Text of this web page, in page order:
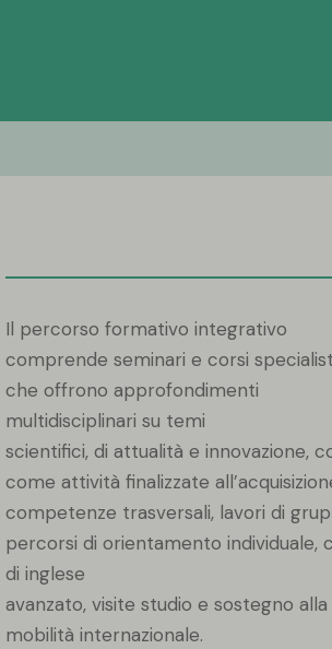
Il percorso formativo integrativo
comprende seminari e corsi
che offrono approfondimenti
multidisciplinari su temi
scientifici, di attualità e innovazione,
come attività finalizzate
competenze trasversali, lavori di
percorsi di orientamento individuale,
di inglese
avanzato, visite studio e sostegno alla
mobilità internazionale.